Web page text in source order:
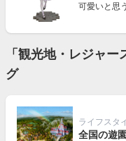
可愛いと思
「観光地・レジャ
グ
ライフスタ
全国の遊